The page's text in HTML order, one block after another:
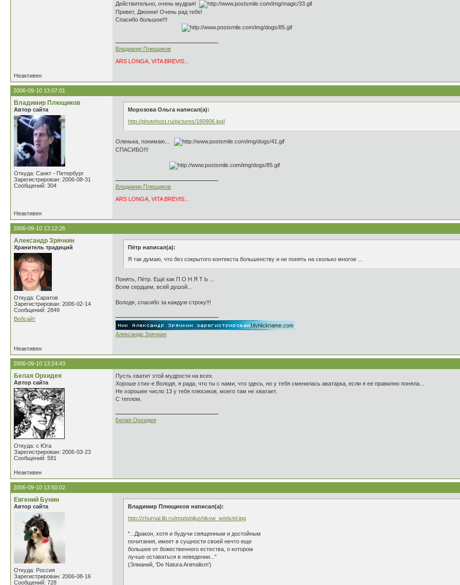
Действительно, очень мудрая!
Привет, Джонни! Очень рад тебе!
Спасибо большое!!!
Владимир Плющиков
ARS LONGA, VITA BREVIS...
Неактивен
2006-09-10 13:07:01
Владимир Плющиков
Автор сайта
Откуда: Санкт - Петербург
Зарегистрирован: 2006-08-31
Сообщений: 304
Морозова Ольга написал(а):
http://photohost.ru/pictures/180906.jpg]
Оленька, понимаю...
СПАСИБО!!!
Владимир Плющиков
ARS LONGA, VITA BREVIS...
Неактивен
2006-09-10 13:12:26
Александр Зрячкин
Хранитель традиций
Откуда: Саратов
Зарегистрирован: 2006-02-14
Сообщений: 2849
Вебсайт
Пётр написал(а):
Я так думаю, что без сокрытого контекста большенству и не понять на сколько многое ...
Понять, Пётр. Ещё как П О Н Я Т Ь ...
Всем сердцем, всей душой...
Володя, спасибо за каждую строку!!!
Александр Зрячкин
Неактивен
2006-09-10 13:24:43
Белая Орхидея
Автор сайта
Откуда: с Юга
Зарегистрирован: 2006-03-23
Сообщений: 581
Пусть хватит этой мудрости на всех.
Хороше стих-е Володя, я рада, что ты с нами, что здесь, но у тебя сменилась аватарка, если я ее правилно поняла...
Не хорошее число 13 у тебя плюсиков, моего там не хватает.
С теплом.
Белая Орхидея
Неактивен
2006-09-10 13:50:02
Евгений Бунин
Автор сайта
Откуда: Россия
Зарегистрирован: 2006-08-16
Сообщений: 728
Владимир Плющиков написал(а):
http://zhurnal.lib.ru/img/p/pljushikow_w/elx/el.jpg
"...Дракон, хотя и будучи священным и достойным
почитания, имеет в сущности своей нечто еще
большее от божественного естества, о котором
лучше оставаться в неведении..."
(Элианий, 'De Natura Animalism')